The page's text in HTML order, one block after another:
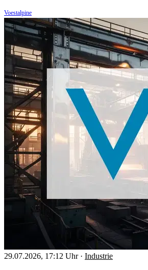
Voestalpine
29.07.2026, 17:12 Uhr · Industrie